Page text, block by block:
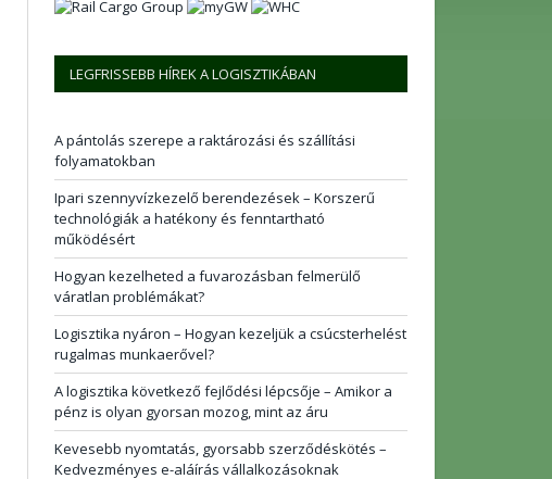
LEGFRISSEBB HÍREK A LOGISZTIKÁBAN
A pántolás szerepe a raktározási és szállítási
folyamatokban
Ipari szennyvízkezelő berendezések – Korszerű
technológiák a hatékony és fenntartható
működésért
Hogyan kezelheted a fuvarozásban felmerülő
váratlan problémákat?
Logisztika nyáron – Hogyan kezeljük a csúcsterhelést
rugalmas munkaerővel?
A logisztika következő fejlődési lépcsője – Amikor a
pénz is olyan gyorsan mozog, mint az áru
Kevesebb nyomtatás, gyorsabb szerződéskötés –
Kedvezményes e-aláírás vállalkozásoknak